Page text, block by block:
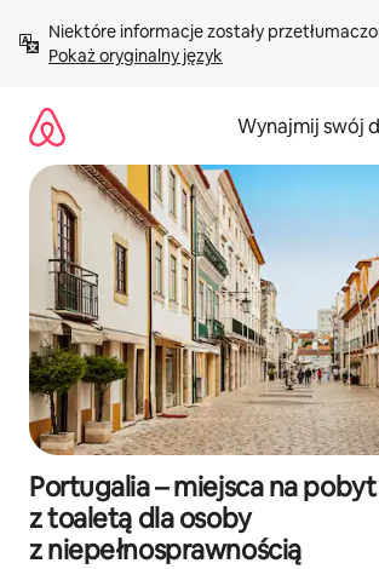
treści Pokaż oryginalny język
Wynajmij swój
Portugalia – miejsca na
z toaletą dla osoby
z niepełnosprawnością